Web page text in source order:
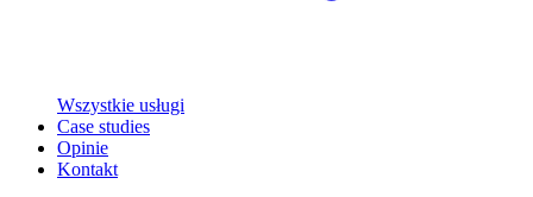
Wszystkie usługi
Case studies
Opinie
Kontakt